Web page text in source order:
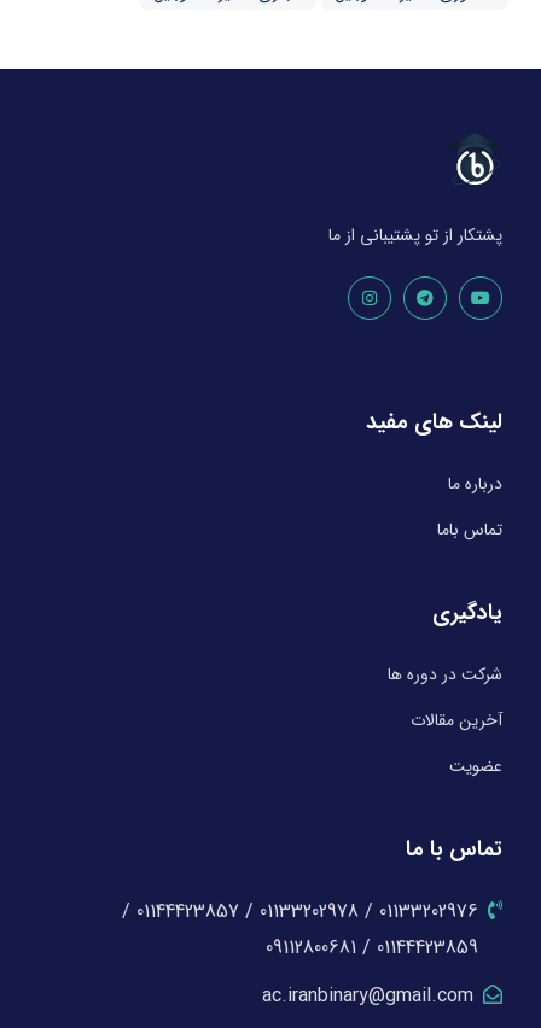
پشتکار از تو پشتیبانی از ما
لینک های مفید
درباره ما
تماس باما
یادگیری
شرکت در دوره ها
آخرین مقالات
عضویت
تماس با ما
01133202976 / 01133202978 / 01144423857 /
01144423859 / 09112800681
ac.iranbinary@gmail.com